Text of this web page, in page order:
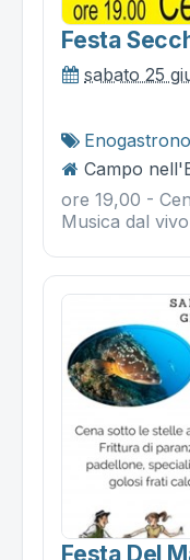
Festa
sabato 25
Campo
ore 19,00 -
Musica dal
Festa Del